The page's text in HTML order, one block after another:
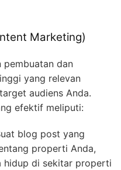
Marketing)
pembuatan dan
yang relevan
audiens Anda.
efektif meliputi:
blog post yang
properti Anda,
hidup di sekitar properti